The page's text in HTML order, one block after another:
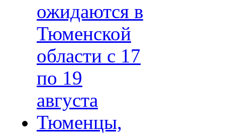
ожидаются в
Тюменской
области с 17
по 19
августа
Тюменцы,